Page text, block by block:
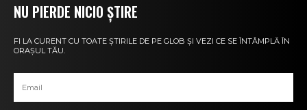
NU PIERDE NICIO ȘTIRE
FI LA CURENT CU TOATE ȘTIRILE DE PE GLOB ȘI VEZI CE SE ÎNTÂMPLĂ ÎN
ORAȘUL TĂU.